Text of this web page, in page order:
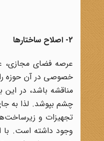
2- اصلاح ساختارها
عرصه فضای مجازی،
خصوصی در آن حوزه
مناقشه باشد، در
چشم بپوشد. لذا به
تجهیزات و
وجود داشته است. با